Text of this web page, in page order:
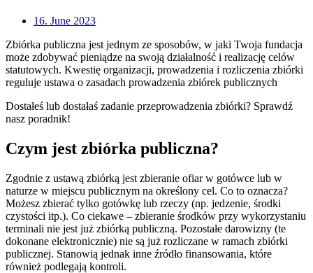
16. June 2023
Zbiórka publiczna jest jednym ze sposobów, w jaki Twoja fundacja
może zdobywać pieniądze na swoją działalność i realizację celów
statutowych. Kwestię organizacji, prowadzenia i rozliczenia zbiórki
reguluje ustawa o zasadach prowadzenia zbiórek publicznych
Dostałeś lub dostałaś zadanie przeprowadzenia zbiórki? Sprawdź
nasz poradnik!
Czym jest zbiórka publiczna?
Zgodnie z ustawą zbiórką jest zbieranie ofiar w gotówce lub w
naturze w miejscu publicznym na określony cel. Co to oznacza?
Możesz zbierać tylko gotówkę lub rzeczy (np. jedzenie, środki
czystości itp.). Co ciekawe – zbieranie środków przy wykorzystaniu
terminali nie jest już zbiórką publiczną. Pozostałe darowizny (te
dokonane elektronicznie) nie są już rozliczane w ramach zbiórki
publicznej. Stanowią jednak inne źródło finansowania, które
również podlegają kontroli.